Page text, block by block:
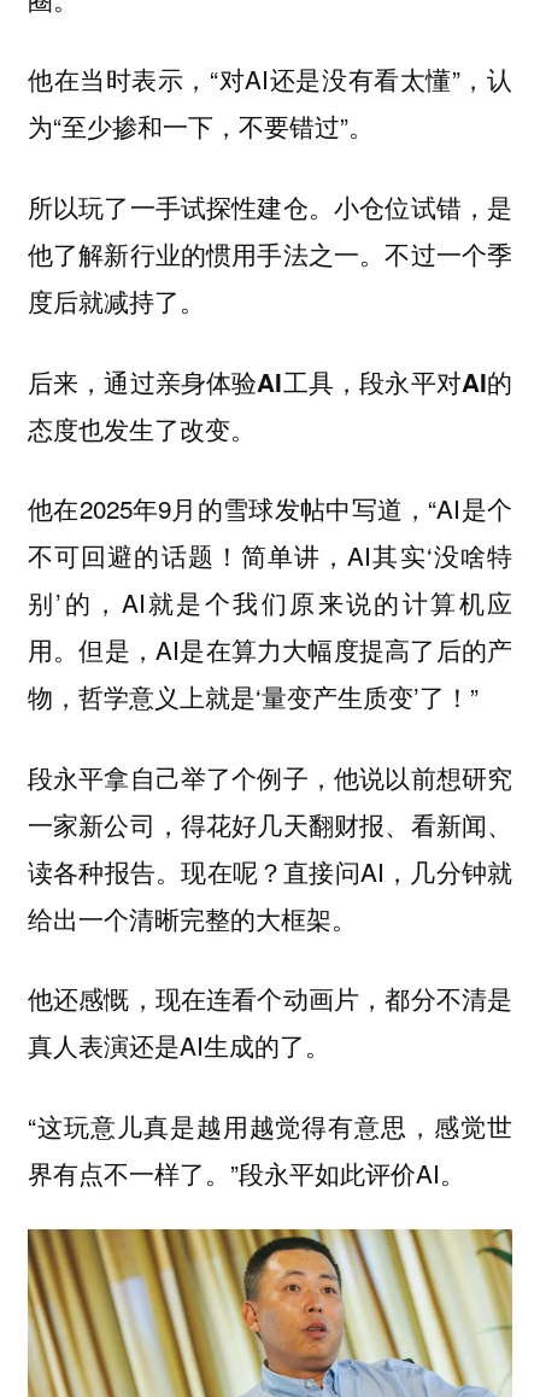
他在当时表示，“对AI还是没有看太懂”，认
为“至少掺和一下，不要错过”。
所以玩了一手试探性建仓。小仓位试错，是
他了解新行业的惯用手法之一。不过一个季
度后就减持了。
后来，通过亲身体验AI工具，段永平对AI的
态度也发生了改变。
他在2025年9月的雪球发帖中写道，“AI是个
不可回避的话题！简单讲，AI其实‘没啥特
别’的，AI就是个我们原来说的计算机应
用。但是，AI是在算力大幅度提高了后的产
物，哲学意义上就是‘量变产生质变’了！”
段永平拿自己举了个例子，他说以前想研究
一家新公司，得花好几天翻财报、看新闻、
读各种报告。现在呢？直接问AI，几分钟就
给出一个清晰完整的大框架。
他还感慨，现在连看个动画片，都分不清是
真人表演还是AI生成的了。
“这玩意儿真是越用越觉得有意思，感觉世
界有点不一样了。”段永平如此评价AI。